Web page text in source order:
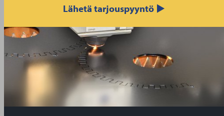
Lähetä tarjouspyyntö ▶